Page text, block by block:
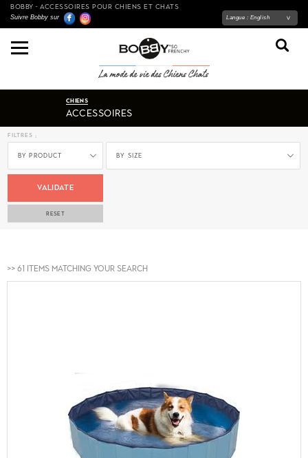
BOBBY - ACCESSOIRES POUR CHIENS ET CHATS
Suivre Bobby sur Langue : English
CHIENS
ACCESSOIRES
filtres :
By product By size
VALIDATE
RESET
>> 61 Items matching your search